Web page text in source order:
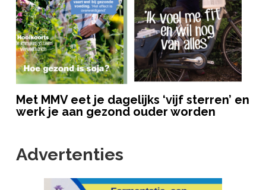
Met MMV eet je dagelijks ‘vijf sterren’ en
werk je aan gezond ouder worden
Advertenties